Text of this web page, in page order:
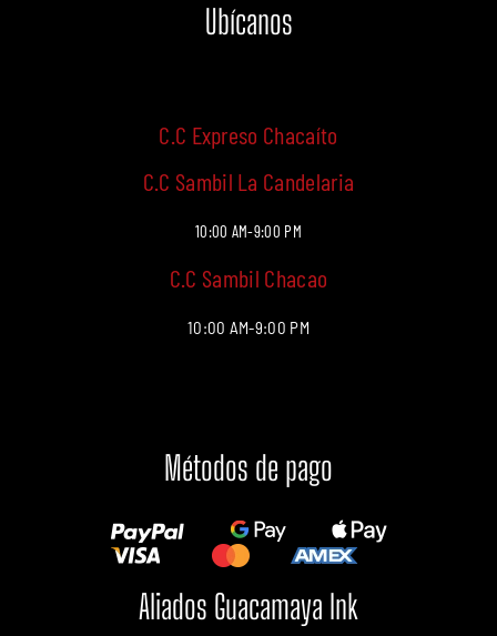
Ubícanos
C.C Expreso Chacaíto
C.C Sambil La Candelaria
10:00 AM-9:00 PM
C.C Sambil Chacao
10:00 AM-9:00 PM
Métodos de pago
Aliados Guacamaya Ink